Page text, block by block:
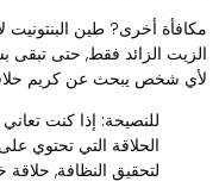
أخرى? طين البنتونيت
الزائد فقط, حتى تبقى
شخص يبحث عن كريم حلاقة
للنصيحة:إذا كنت تعاني
الحلاقة التي تحتوي على
لتحقيق النظافة, حلاقة